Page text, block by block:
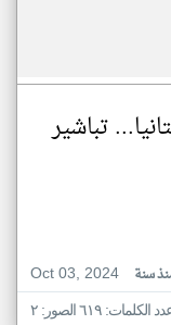
تباشير
Oct 03, 2024
سنة
الكلمات: ٦١٩ الصور: ٢